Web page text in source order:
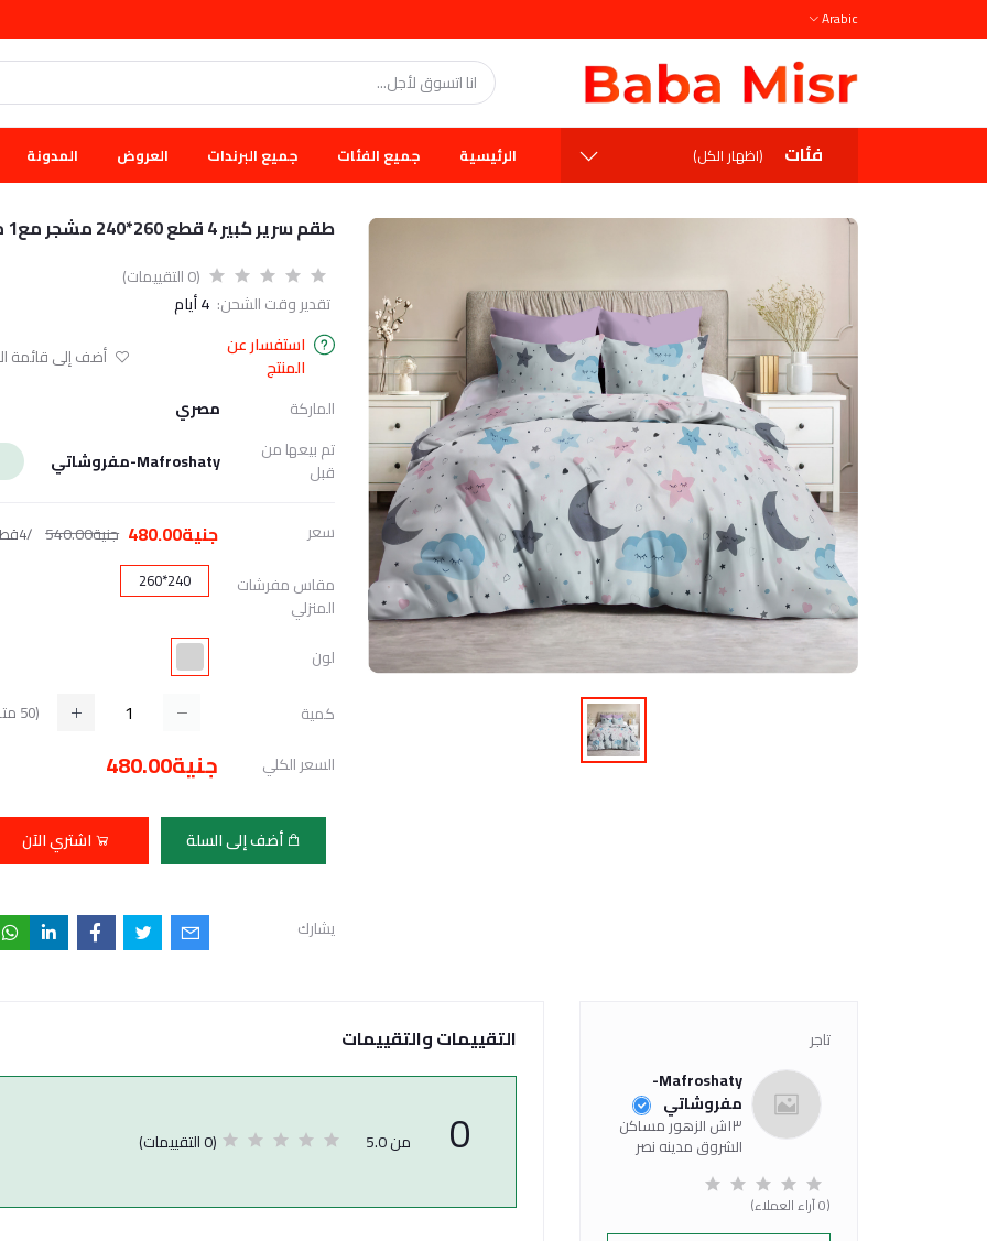
Arabic
فئات (اظهار الكل) الرئيسية جميع الفئات جميع البرندات العروض المدونة
طقم سرير كبير 4 قطع 260*240 مشجر مع1 مخده 170*45و2 خدديه 52*72
(0 التقييمات)
تقدير وقت الشحن: 4 أيام
استفسار عن
المنتج
أضف إلى قائمة
الماركة
مصري
تم بيعها من
قبل
Mafroshaty-مفروشاتي
سعر جنية480.00 جنية540.00 /4قطعه
مقاس مفرشات
المنزلي
240*260
لون
كمية
(
50
السعر الكلي جنية480.00
أضف إلى السلة اشتري الآن
يشارك
تاجر
Mafroshaty-
مفروشاتي
١٣ش الزهور مساكن
الشروق مدينه نصر
(0 آراء العملاء)
التقييمات والتقييمات
0 من 5.0 (0 التقييمات)